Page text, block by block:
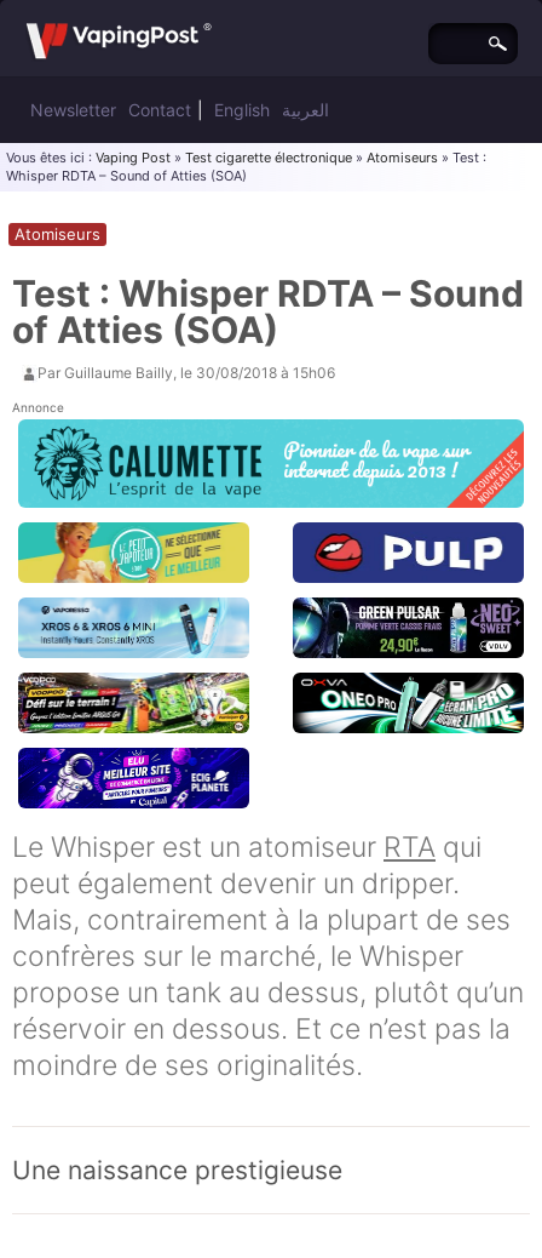
Newsletter Contact English العربية
Vous êtes ici : Vaping Post » Test cigarette électronique » Atomiseurs » Test :
Whisper RDTA – Sound of Atties (SOA)
Test : Whisper RDTA – Sound
of Atties (SOA)
Atomiseurs
Par Guillaume Bailly, le 30/08/2018 à 15h06
Annonce
Le Whisper est un atomiseur RTA qui
peut également devenir un dripper.
Mais, contrairement à la plupart de ses
confrères sur le marché, le Whisper
propose un tank au dessus, plutôt qu’un
réservoir en dessous. Et ce n’est pas la
moindre de ses originalités.
Une naissance prestigieuse